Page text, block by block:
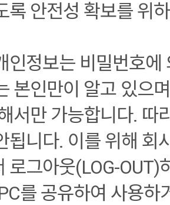
록 안전성 확보를 위
인정보는 비밀번호
본인만이 알고 있으
서만 가능합니다. 따
됩니다. 이를 위해 회
로그아웃(LOG-
를 공유하여 사용